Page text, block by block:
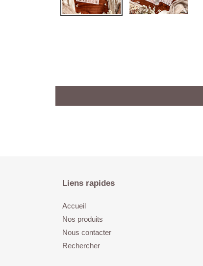
Liens rapides
Accueil
Nos produits
Nous contacter
Rechercher